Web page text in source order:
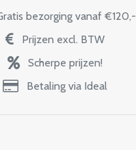
bezorging vanaf €120,-
Prijzen excl. BTW
Scherpe prijzen!
Betaling via Ideal